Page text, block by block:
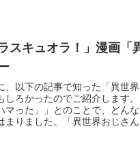
スキュオラ！」漫画「
、以下の記事で知った「異世
しろかったのでご紹介します
マった」」とのことで、どん
まりました。「異世界おじさ